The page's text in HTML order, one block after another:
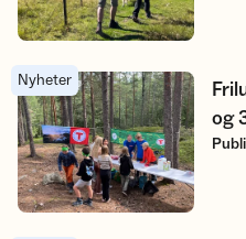
Friluftsskolen 2026 - uke 26
Nyheter
og